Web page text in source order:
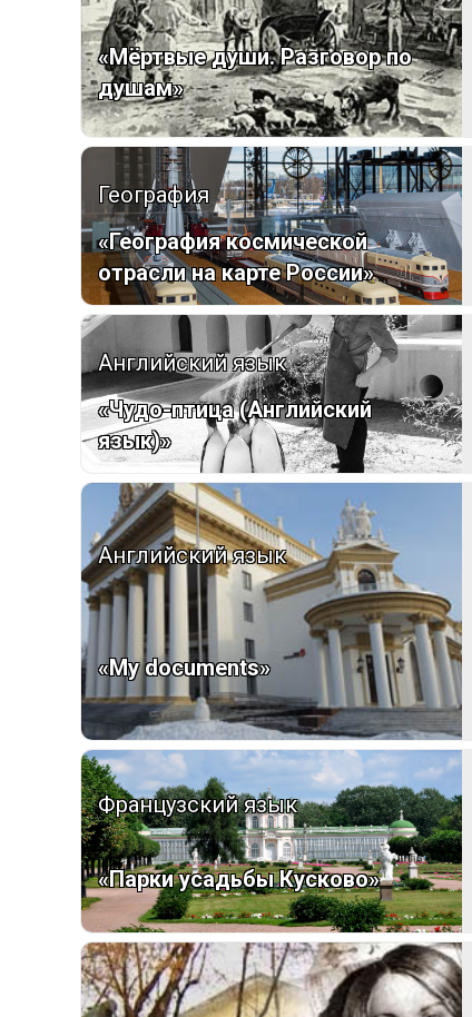
«Мёртвые души. Разговор по
душам»
География
«География космической
отрасли на карте России»
Английский язык
«Чудо-птица (Английский
язык)»
Английский язык
«My documents»
Французский язык
«Парки усадьбы Кусково»